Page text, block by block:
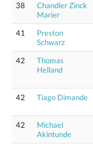
38
Chandler Zinck
Marier
41
Preston
Schwarz
42
Thomas
Helland
42 Tiago Dimande
42
Michael
Akintunde